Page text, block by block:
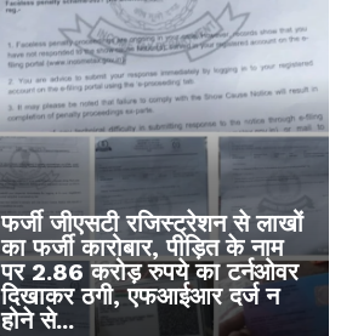
फर्जी जीएसटी रजिस्ट्रेशन से लाखों
का फर्जी कारोबार, पीड़ित के नाम
पर 2.86 करोड़ रुपये का टर्नओवर
दिखाकर ठगी, एफआईआर दर्ज न
होने से...